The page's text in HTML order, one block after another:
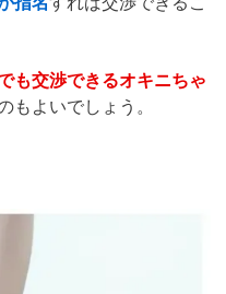
も交渉できるオキニちゃ
もよいでしょう。